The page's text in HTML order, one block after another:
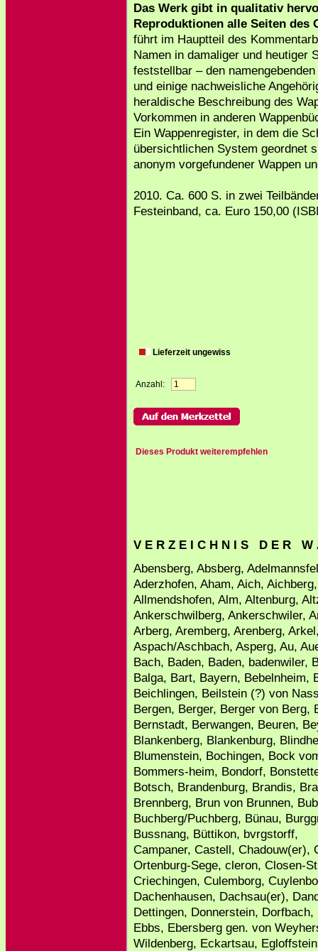
Das Werk gibt in qualitativ
Reproduktionen alle Seiten des
führt im Hauptteil des
Namen in damaliger und heutiger
feststellbar – den
und einige nachweisliche
heraldische Beschreibung des
Vorkommen in anderen
Ein Wappenregister, in dem die
übersichtlichen System geordnet
anonym vorgefundener Wappen
2010. Ca. 600 S. in zwei
Festeinband, ca. Euro 150,00
Lieferzeit ungewiss
Anzahl:
Dieses Produkt weiterempfehlen
V E R Z E I C H N I S D E R W
Abensberg, Absberg,
Aderzhofen, Aham, Aich,
Allmendshofen, Alm, Altenburg,
Ankerschwilberg, Ankerschwiler,
Arberg, Aremberg, Arenberg,
Aspach/Aschbach, Asperg, Au,
Bach, Baden, Baden, badenwiler,
Balga, Bart, Bayern, Bebelnheim,
Beichlingen, Beilstein (?) von
Bergen, Berger, Berger von Berg,
Bernstadt, Berwangen, Beuren,
Blankenberg, Blankenburg,
Blumenstein, Bochingen, Bock
Bommers-heim, Bondorf,
Botsch, Brandenburg, Brandis,
Brennberg, Brun von Brunnen,
Buchberg/Puchberg, Bünau,
Bussnang, Büttikon, bvrgstorff,
Campaner, Castell, Chadouw(er),
Ortenburg-Sege, cleron, Closen-
Criechingen, Culemborg,
Dachenhausen, Dachsau(er),
Dettingen, Donnerstein,
Ebbs, Ebersberg gen. von
Wildenberg, Eckartsau,